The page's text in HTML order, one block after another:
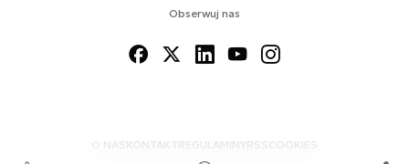
Obserwuj nas
O NAS KONTAKTREGULAMINYRSS COOKIES